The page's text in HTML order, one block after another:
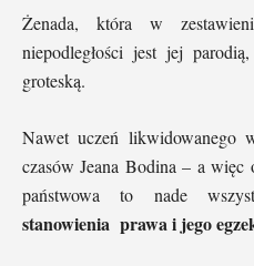
Żenada, która w
niepodległości jest jej
groteską.
Nawet uczeń likwidowanego
czasów Jeana Bodina – a
państwowa to nade
stanowienia prawa i jego